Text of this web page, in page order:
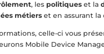
, les politiques et la
métiers et en assurant
celle-ci vous
Mobile Device